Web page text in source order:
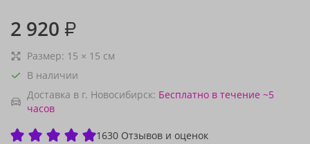
2 920 ₽
Размер: 15 × 15 см
В наличии
Доставка в г. Новосибирск: Бесплатно в течение ~5
часов
1630 Отзывов и оценок